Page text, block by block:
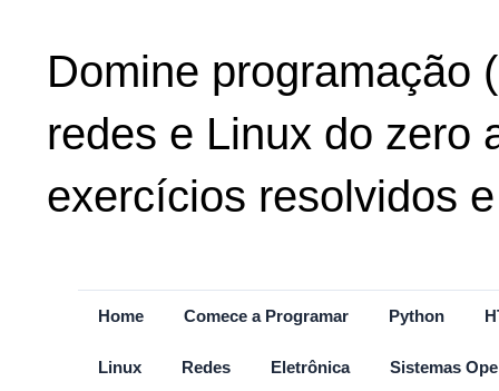
Domine programação
redes e Linux do zero
exercícios resolvidos
Home Comece a Programar Python
Linux Redes Eletrônica Sistemas